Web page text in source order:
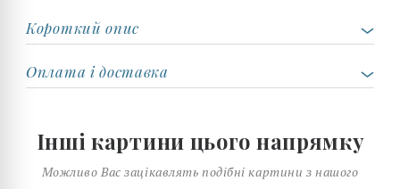
Короткий опис
Оплата і доставка
Інші картини цього напрямку
Можливо Вас зацікавлять подібні картини з нашого